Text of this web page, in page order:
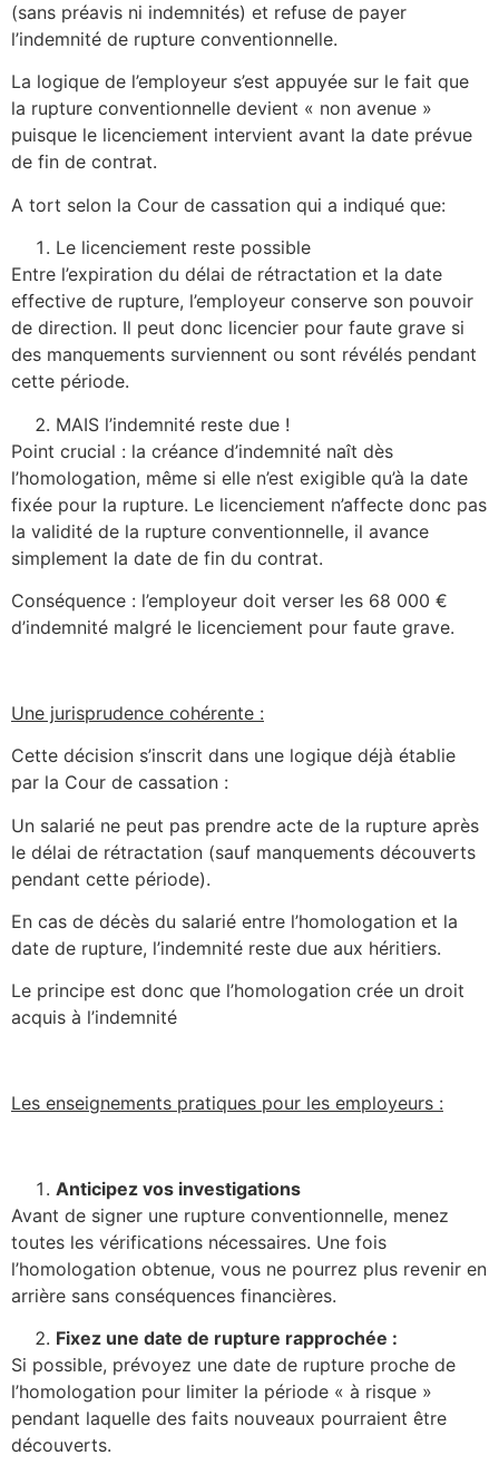
(sans préavis ni indemnités) et refuse de payer
l’indemnité de rupture conventionnelle.
La logique de l’employeur s’est appuyée sur le fait que
la rupture conventionnelle devient « non avenue »
puisque le licenciement intervient avant la date prévue
de fin de contrat.
A tort selon la Cour de cassation qui a indiqué que:
Le licenciement reste possible
Entre l’expiration du délai de rétractation et la date
effective de rupture, l’employeur conserve son pouvoir
de direction. Il peut donc licencier pour faute grave si
des manquements surviennent ou sont révélés pendant
cette période.
MAIS l’indemnité reste due !
Point crucial : la créance d’indemnité naît dès
l’homologation, même si elle n’est exigible qu’à la date
fixée pour la rupture. Le licenciement n’affecte donc pas
la validité de la rupture conventionnelle, il avance
simplement la date de fin du contrat.
Conséquence : l’employeur doit verser les 68 000 €
d’indemnité malgré le licenciement pour faute grave.
Une jurisprudence cohérente :
Cette décision s’inscrit dans une logique déjà établie
par la Cour de cassation :
Un salarié ne peut pas prendre acte de la rupture après
le délai de rétractation (sauf manquements découverts
pendant cette période).
En cas de décès du salarié entre l’homologation et la
date de rupture, l’indemnité reste due aux héritiers.
Le principe est donc que l’homologation crée un droit
acquis à l’indemnité
Les enseignements pratiques pour les employeurs :
Anticipez vos investigations
Avant de signer une rupture conventionnelle, menez
toutes les vérifications nécessaires. Une fois
l’homologation obtenue, vous ne pourrez plus revenir en
arrière sans conséquences financières.
Fixez une date de rupture rapprochée :
Si possible, prévoyez une date de rupture proche de
l’homologation pour limiter la période « à risque »
pendant laquelle des faits nouveaux pourraient être
découverts.